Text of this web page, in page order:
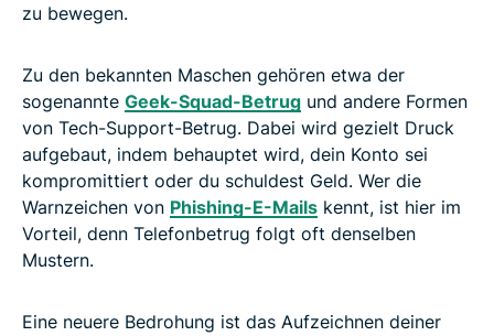
zu bewegen.
Zu den bekannten Maschen gehören etwa der
sogenannte Geek-Squad-Betrug und andere Formen
von Tech-Support-Betrug. Dabei wird gezielt Druck
aufgebaut, indem behauptet wird, dein Konto sei
kompromittiert oder du schuldest Geld. Wer die
Warnzeichen von Phishing-E-Mails kennt, ist hier im
Vorteil, denn Telefonbetrug folgt oft denselben
Mustern.
Eine neuere Bedrohung ist das Aufzeichnen deiner